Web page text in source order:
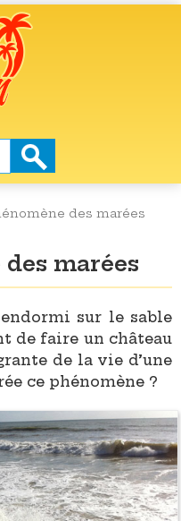
des marées
marées
sur le sable
de faire un château
de la vie d’une
ce phénomène ?